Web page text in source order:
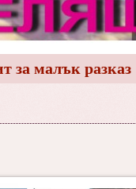
за малък разказ